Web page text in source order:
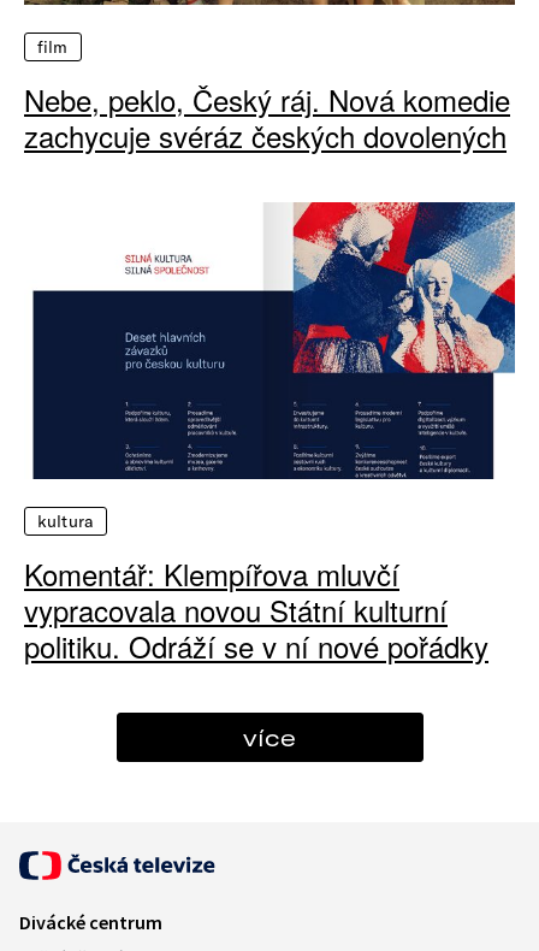
film
Nebe, peklo, Český ráj. Nová komedie
zachycuje svéráz českých dovolených
kultura
Komentář: Klempířova mluvčí
vypracovala novou Státní kulturní
politiku. Odráží se v ní nové pořádky
více